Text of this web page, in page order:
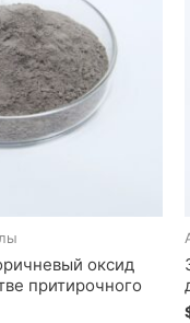
оксид
притирочного